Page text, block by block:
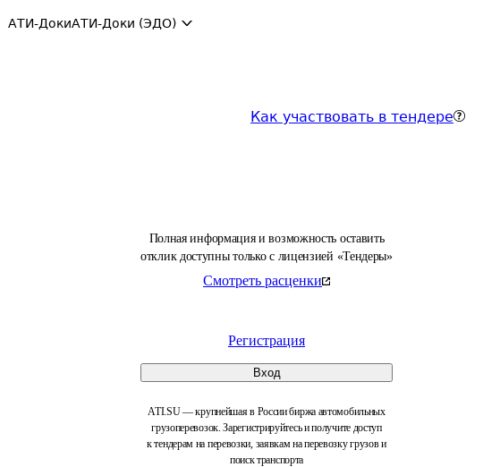
АТИ-ДокиАТИ-Доки (ЭДО)
Как участвовать в тендере
Полная информация и возможность оставить
отклик доступны только с лицензией «Тендеры»
Смотреть расценки
Регистрация
Вход
ATI.SU — крупнейшая в России биржа автомобильных
грузоперевозок. Зарегистрируйтесь и получите доступ
к тендерам на перевозки, заявкам на перевозку грузов и
поиск транспорта